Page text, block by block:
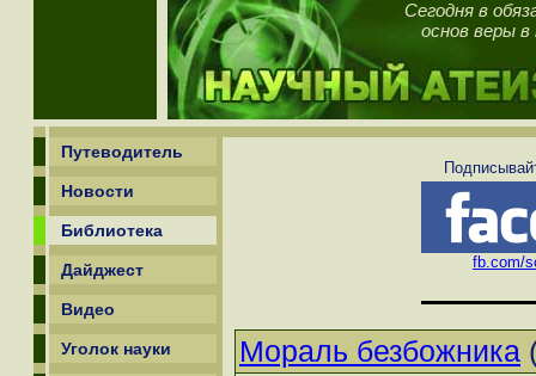
Сегодня в
основ веры в
Путеводитель
Новости
Библиотека
Дайджест
Видео
Уголок науки
fb.com/
Мораль безбожника